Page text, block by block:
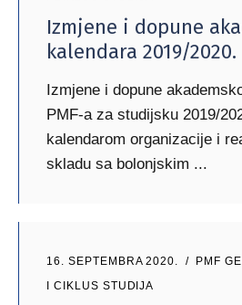
Izmjene i dopune
kalendara 2019/2020.
Izmjene i dopune
PMF-a za studijsku 2019/
kalendarom organizacije i
skladu sa bolonjskim
16. SEPTEMBRA 2020.
PMF
I CIKLUS STUDIJA